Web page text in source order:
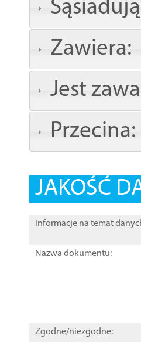
Zawiera:
Jest
Przecina:
JAKOŚĆ
Informacje na temat
Nazwa dokumentu:
Zgodne/niezgodne: